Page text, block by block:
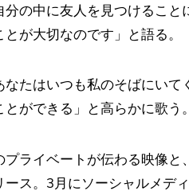
の中に友人を見つけるこ
が大切なのです」と語る。
なたはいつも私のそばにい
ができる」と高らかに歌う。
ライベートが伝わる映像
ス。3月にソーシャルメデ